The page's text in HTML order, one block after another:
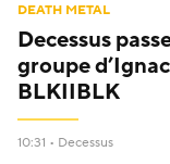
DEATH METAL
Decessus
groupe
BLKIIBLK
10:31 • Decessus